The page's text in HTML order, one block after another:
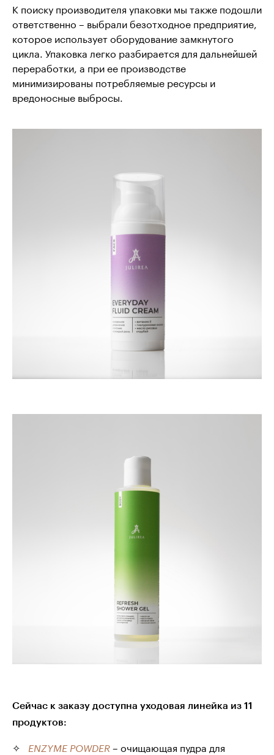
К поиску производителя упаковки мы также подошли
ответственно – выбрали безотходное предприятие,
которое использует оборудование замкнутого
цикла. Упаковка легко разбирается для дальнейшей
переработки, а при ее производстве
минимизированы потребляемые ресурсы и
вредоносные выбросы.
Сейчас к заказу доступна уходовая линейка из 11
продуктов:
ENZYME POWDER – очищающая пудра для